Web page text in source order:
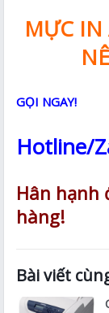
MỰC IN
GỌI NGAY!
Hotline/
Hân hạnh
hàng!
Bài viết